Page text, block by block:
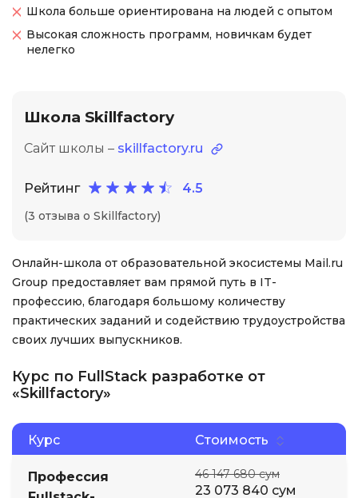
Школа больше ориентирована на людей с опытом
Высокая сложность программ, новичкам будет
нелегко
Школа Skillfactory
Сайт школы – skillfactory.ru
Рейтинг 4.5
(3 отзыва о Skillfactory)
Онлайн-школа от образовательной экосистемы Mail.ru
Group предоставляет вам прямой путь в IT-
профессию, благодаря большому количеству
практических заданий и содействию трудоустройства
своих лучших выпускников.
Курс по FullStack разработке от
«Skillfactory»
Курс Стоимость
Профессия
46 147 680 сум
23 073 840 сум